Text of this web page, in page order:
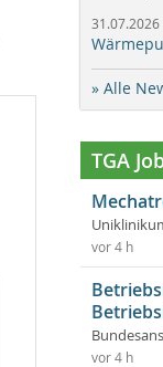
31.07.2026
» Alle
TGA
vor 4 h
vor 4 h